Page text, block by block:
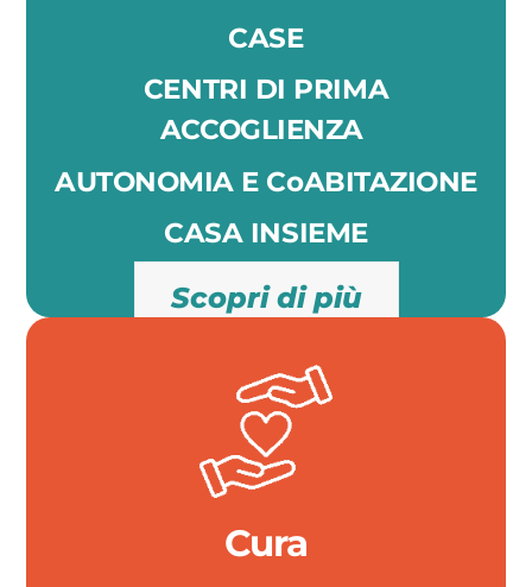
CASE
CENTRI DI PRIMA
ACCOGLIENZA
AUTONOMIA E CoABITAZIONE
CASA INSIEME
Scopri di più
Cura